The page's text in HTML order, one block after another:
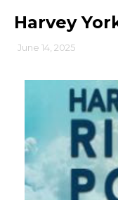
Harvey
June 14, 2025